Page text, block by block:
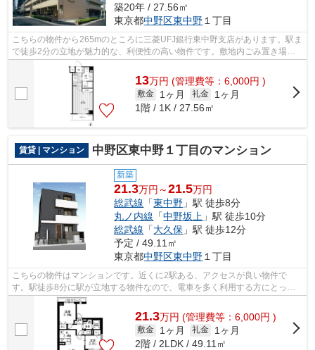
築20年 / 27.56㎡
東京都中野区東中野 １丁目
こちらの物件から265mのところに三菱UFJ銀行東中野支店があります。駅ま
で徒歩2分の立地が魅力的な、利便性の高い物件です。敷地内ごみ置き場が
あればごみをもって歩く距離も少なくて...
13万円 (管理費等：6,000円 )
敷金 1ヶ月 礼金
1ヶ月
1階 / 1K / 27.56㎡
賃貸 | マンション 中野区東中野１丁目のマンション
新築
21.3万円～21.5万円
総武線 「東中野 」駅 徒歩8分
丸ノ内線 「中野坂上 」駅 徒歩10分
総武線 「大久保 」駅 徒歩12分
予定 / 49.11㎡
東京都中野区東中野 １丁目
こちらの物件はマンションです。近くに2駅ある、アクセスが良い物件で
す。駅徒歩8分に駅が立地する物件なので、電車を多く利用する方にとって
便利です。総武線東中野周辺の不動産情報...
21.3万円 (管理費等：6,000円 )
敷金 1ヶ月 礼金
1ヶ月
2階 / 2LDK / 49.11㎡